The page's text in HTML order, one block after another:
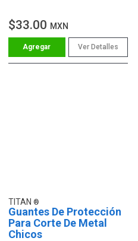
$33.00 MXN
Ver Detalles
TITAN
Guantes De Protección
Para Corte De Metal
Chicos